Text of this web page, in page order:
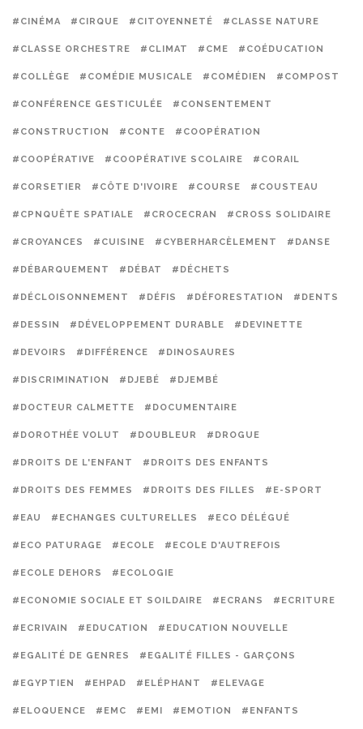
#CINÉMA #CIRQUE #CITOYENNETÉ #CLASSE NATURE
#CLASSE ORCHESTRE #CLIMAT #CME #COÉDUCATION
#COLLÈGE #COMÉDIE MUSICALE #COMÉDIEN #COMPOST
#CONFÉRENCE GESTICULÉE #CONSENTEMENT
#CONSTRUCTION #CONTE #COOPÉRATION
#COOPÉRATIVE #COOPÉRATIVE SCOLAIRE #CORAIL
#CORSETIER #CÔTE D'IVOIRE #COURSE #COUSTEAU
#CPNQUÊTE SPATIALE #CROCECRAN #CROSS SOLIDAIRE
#CROYANCES #CUISINE #CYBERHARCÈLEMENT #DANSE
#DÉBARQUEMENT #DÉBAT #DÉCHETS
#DÉCLOISONNEMENT #DÉFIS #DÉFORESTATION #DENTS
#DESSIN #DÉVELOPPEMENT DURABLE #DEVINETTE
#DEVOIRS #DIFFÉRENCE #DINOSAURES
#DISCRIMINATION #DJEBÉ #DJEMBÉ
#DOCTEUR CALMETTE #DOCUMENTAIRE
#DOROTHÉE VOLUT #DOUBLEUR #DROGUE
#DROITS DE L'ENFANT #DROITS DES ENFANTS
#DROITS DES FEMMES #DROITS DES FILLES #E-SPORT
#EAU #ECHANGES CULTURELLES #ECO DÉLÉGUÉ
#ECO PATURAGE #ECOLE #ECOLE D'AUTREFOIS
#ECOLE DEHORS #ECOLOGIE
#ECONOMIE SOCIALE ET SOILDAIRE #ECRANS #ECRITURE
#ECRIVAIN #EDUCATION #EDUCATION NOUVELLE
#EGALITÉ DE GENRES #EGALITÉ FILLES - GARÇONS
#EGYPTIEN #EHPAD #ELÉPHANT #ELEVAGE
#ELOQUENCE #EMC #EMI #EMOTION #ENFANTS